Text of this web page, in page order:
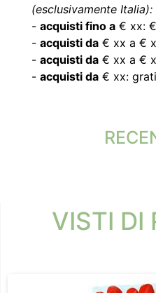
(esclusivamente Italia):
- acquisti fino a € xx:
- acquisti da € xx a €
- acquisti da € xx a €
- acquisti da € xx:
VISTI DI